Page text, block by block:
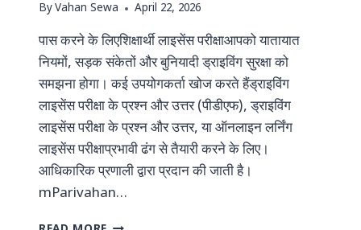
ByVahan Sewa April 22, 2026
पास करने के लिएशिक्षार्थी लाइसेंस परीक्षाआपको यातायात
नियमों, सड़क संकेतों और बुनियादी ड्राइविंग सुरक्षा को
समझना होगा। कई उपयोगकर्ता खोज करते हैंड्राइविंग
लाइसेंस परीक्षा के प्रश्न और उत्तर (पीडीएफ), ड्राइविंग
लाइसेंस परीक्षा के प्रश्न और उत्तर, या ऑनलाइन लर्निंग
लाइसेंस परीक्षाप्रभावी ढंग से तैयारी करने के लिए।
आधिकारिक प्रणाली द्वारा प्रदान की जाती है।
mParivahan…
लर्नर